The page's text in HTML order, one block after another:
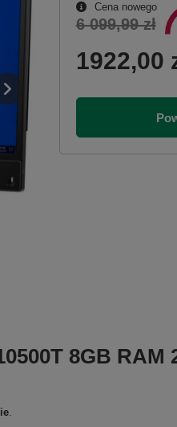
Cena nowego
6 099,99 zł
1922,00
8GB
.